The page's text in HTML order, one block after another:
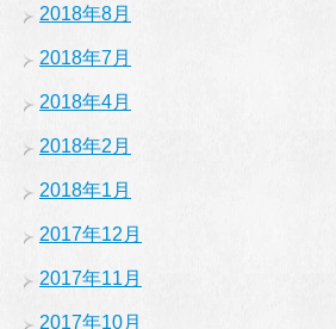
2018年8月
2018年7月
2018年4月
2018年2月
2018年1月
2017年12月
2017年11月
2017年10月